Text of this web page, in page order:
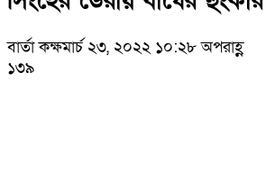
বার্তা কক্ষমার্চ ২৩, ২০২২ ১০:২৮ অপরাহ্ণ
১৩৯